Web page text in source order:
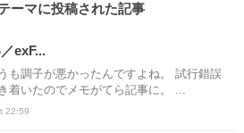
ーマに投稿された記事
exF...
も調子が悪かったんですよね。 試行錯誤
着いたのでメモがてら記事に。 ...
22:59